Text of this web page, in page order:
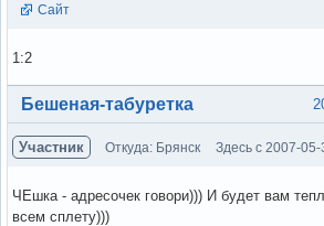
Сайт
1:2
Вне форума
Бешеная-табуретка
Участник Откуда: Брянск Здесь с 2007-05-
ЧЕшка - адресочек говори))) И будет вам
всем сплету)))